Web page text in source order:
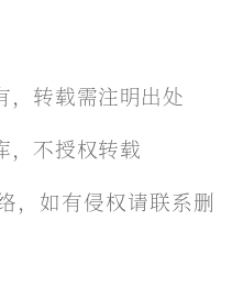
，转载需注明出处
，不授权转载
，如有侵权请联系删